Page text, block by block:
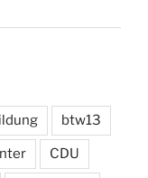
btw13
CDU